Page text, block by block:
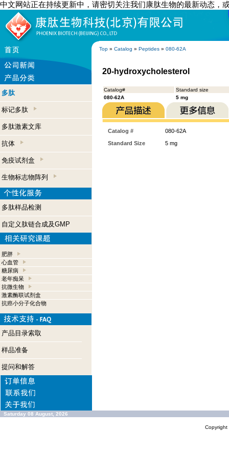
中文网站正在持续更新中，请密切关注我们康肽生物的最新动态，
Top » Catalog » Peptides » 080-62A
多肽
标记多肽
多肽激素文库
抗体
免疫试剂盒
生物标志物阵列
多肽样品检测
自定义肽链合成及GMP
肥胖
心血管
糖尿病
老年痴呆
抗微生物
激素酶联试剂盒
抗癌小分子化合物
产品目录索取
样品准备
提问和解答
20-hydroxycholesterol
Catalog#
Standard size
080-62A
5 mg
Catalog #
080-62A
Standard Size
5 mg
Saturday 08 August, 2026